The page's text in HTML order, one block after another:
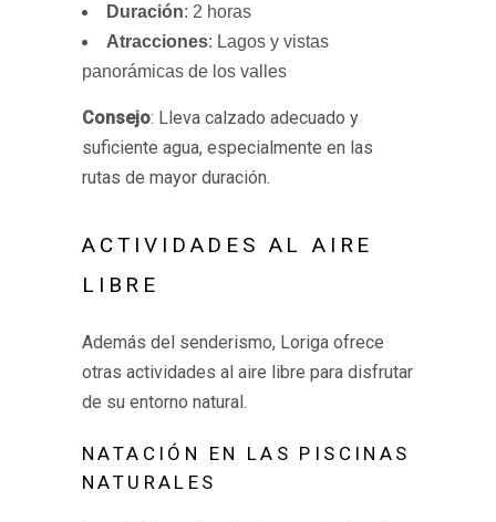
Duración: 2 horas
Atracciones: Lagos y vistas
panorámicas de los valles
Consejo: Lleva calzado adecuado y
suficiente agua, especialmente en las
rutas de mayor duración.
ACTIVIDADES AL AIRE
LIBRE
Además del senderismo, Loriga ofrece
otras actividades al aire libre para disfrutar
de su entorno natural.
NATACIÓN EN LAS PISCINAS
NATURALES